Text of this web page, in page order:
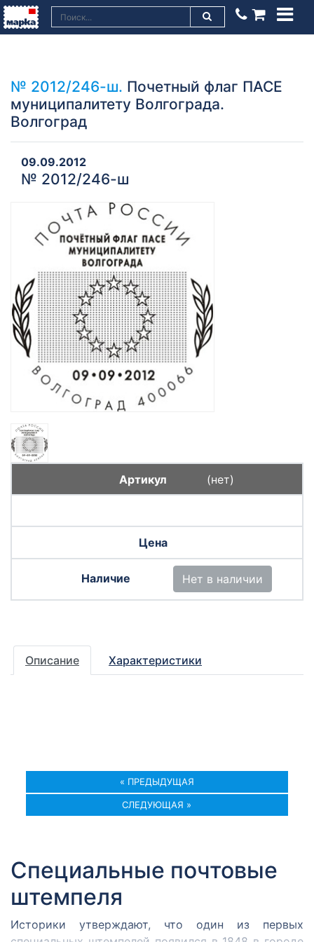
№ 2012/246-ш. Почетный флаг ПАСЕ
муниципалитету Волгограда.
Волгоград
09.09.2012
№ 2012/246-ш
(нет)
Нет в наличии
Описание Характеристики
« ПРЕДЫДУЩАЯ
СЛЕДУЮЩАЯ »
Специальные почтовые
штемпеля
Историки утверждают, что один из первых